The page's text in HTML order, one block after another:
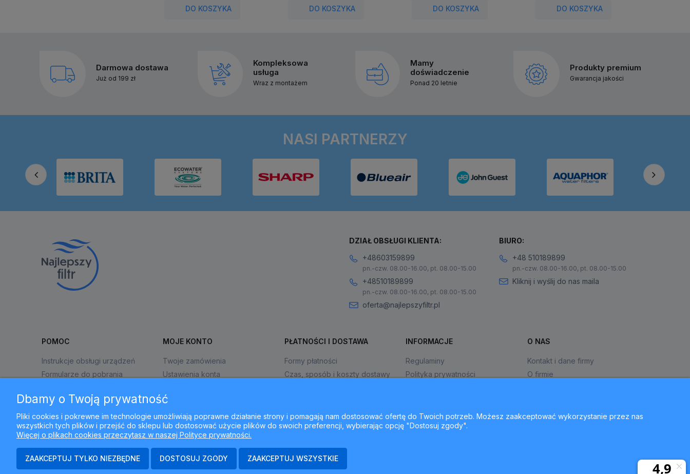
DO KOSZYKA DO KOSZYKA DO KOSZYKA DO KOSZYKA
Darmowa dostawa
Już od 199 zł
Kompleksowa
usługa
Wraz z montażem
Mamy
doświadczenie
Ponad 20 letnie
Produkty premium
Gwarancja jakości
NASI PARTNERZY
DZIAŁ OBSŁUGI KLIENTA:
+48603159899
pn.-czw. 08.00-16.00, pt. 08.00-15.00
+48510189899
pn.-czw. 08.00-16.00, pt. 08.00-15.00
oferta@najlepszyfiltr.pl
BIURO:
+48 510189899
pn.-czw. 08.00-16.00, pt. 08.00-15.00
Kliknij i wyślij do nas maila
POMOC
Instrukcje obsługi urządzeń
Formularze do pobrania
MOJE KONTO
Twoje zamówienia
Ustawienia konta
PŁATNOŚCI I DOSTAWA
Formy płatności
Czas, sposób i koszty dostawy
INFORMACJE
Regulaminy
Polityka prywatności
O NAS
Kontakt i dane firmy
O firmie
Najlepszyfiltr.pl - ul. Krakowska 367, 43-300 Bielsko-Biała, woj. śląskie
Dbamy o Twoją prywatność
Pliki cookies i pokrewne im technologie umożliwiają poprawne działanie strony i pomagają nam dostosować ofertę do Twoich potrzeb. Możesz zaakceptować wykorzystanie przez nas
wszystkich tych plików i przejść do sklepu lub dostosować użycie plików do swoich preferencji, wybierając opcję "Dostosuj zgody".
Więcej o plikach cookies przeczytasz w naszej Polityce prywatności.
ZAAKCEPTUJ TYLKO NIEZBĘDNE DOSTOSUJ ZGODY ZAAKCEPTUJ WSZYSTKIE